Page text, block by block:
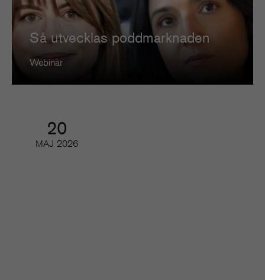
Så utvecklas poddmarknaden
Webinar
20
MAJ 2026